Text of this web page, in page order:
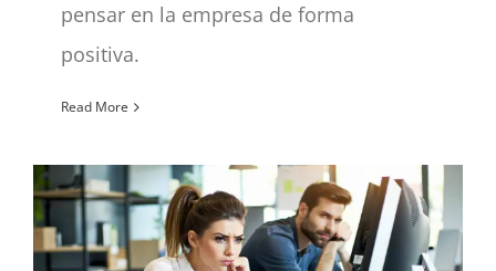
pensar en la empresa de forma
positiva.
Read More